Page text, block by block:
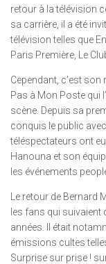
retour à la télévision
sa carrière, il a été
télévision telles que
Paris Première, Le
Cependant, c’est
Pas à Mon Poste qui
scène. Depuis sa
conquis le public
téléspectateurs ont
Hanouna et son
les événements
Le retour de
les fans qui
années. Il était
émissions cultes
Surprise sur prise !